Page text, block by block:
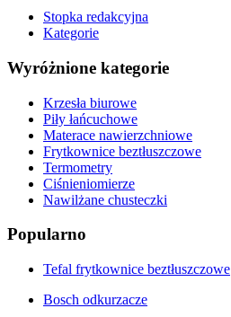
Stopka redakcyjna
Kategorie
Wyróżnione kategorie
Krzesła biurowe
Piły łańcuchowe
Materace nawierzchniowe
Frytkownice beztłuszczowe
Termometry
Ciśnieniomierze
Nawilżane chusteczki
Popularno
Tefal frytkownice beztłuszczowe
Bosch odkurzacze